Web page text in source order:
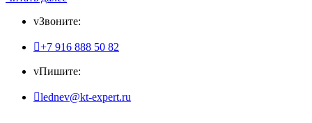
vЗвоните:
+7 916 888 50 82
vПишите:
lednev@kt-expert.ru